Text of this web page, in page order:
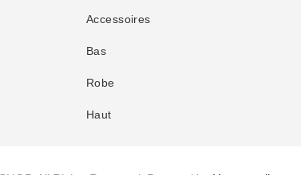
Accessoires
Bas
Robe
Haut